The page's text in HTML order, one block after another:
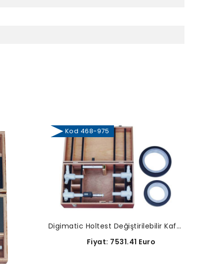
Kod 468-975
Digimatic Holtest Değiştirilebilir Kafa Seti-468-975
Fiyat: 7531.41 Euro